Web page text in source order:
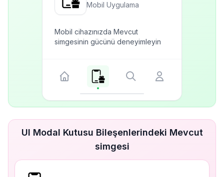
Mobil Uygulama
Mobil cihazınızda Mevcut
simgesinin gücünü deneyimleyin
UI Modal Kutusu Bileşenlerindeki Mevcut
simgesi